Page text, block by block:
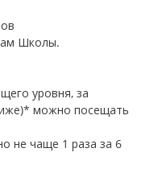
Школы.
уровня, за
можно посещать
не чаще 1 раза за 6